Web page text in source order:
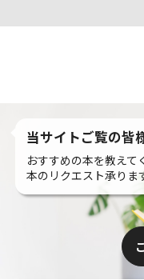
当サイトご覧の皆
おすすめの本を教えて
本のリクエスト承りま